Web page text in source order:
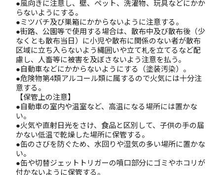
●風向きに注意し、壁、ペット、洗濯物、玩具などにかか
らないようにする。
●ミツバチ及び巣箱にかからないように注意する。
●街路、公園等で使用する場合は、散布中及び散布後（少
なくとも散布当日）に小児や散布に関係のない者が散布
区域に立ち入らないよう縄囲いや立て札を立てるなど配
慮し、人畜等に被害を及ぼさないよう注意を払う。
●自動車などにかからないようにする（塗装汚染）。
●危険物第4類アルコール類に属するので火気には十分注
意する。
【保管上の注意】
●自動車の室内や温室など、高温になる場所には置かな
い。
●火気や直射日光をさけ、食品と区別して、子供の手の届
かない低温で乾燥した場所に保管する。
●缶のさびを防ぐため、水回りや湿気の多い場所に置かな
い。
●缶や切替ジェットトリガーの噴口部分にゴミやホコリが
付かないように保管する。